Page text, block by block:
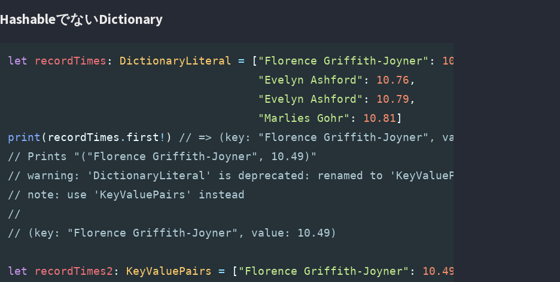
HashableでないDictionary
let recordTimes : DictionaryLiteral = [ "Florence Griffith-Joyner" : 10.49
"Evelyn Ashford" : 10.76 ,
"Evelyn Ashford" : 10.79 ,
"Marlies Gohr" : 10.81]
print ( recordTimes . first ! )
// => (key: "Florence Griffith-Joyner", value: 10.49)
// Prints "("Florence Griffith-Joyner", 10.49)"
// warning: 'DictionaryLiteral' is deprecated: renamed to 'KeyValuePairs'
// note: use 'KeyValuePairs' instead
//
// (key: "Florence Griffith-Joyner", value: 10.49)
let recordTimes2 : KeyValuePairs = [ "Florence Griffith-Joyner" : 10.49